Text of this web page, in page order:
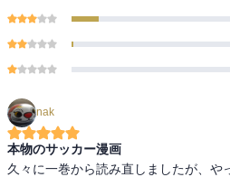
nak
本物のサッカー漫画
久々に一巻から読み直しましたが、や